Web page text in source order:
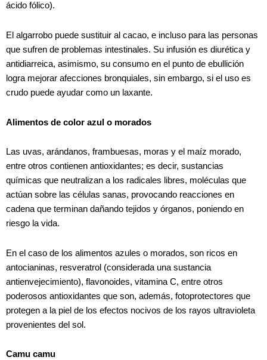
ácido fólico).
El algarrobo puede sustituir al cacao, e incluso para las personas
que sufren de problemas intestinales. Su infusión es diurética y
antidiarreica, asimismo, su consumo en el punto de ebullición
logra mejorar afecciones bronquiales, sin embargo, si el uso es
crudo puede ayudar como un laxante.
Alimentos de color azul o morados
Las uvas, arándanos, frambuesas, moras y el maíz morado,
entre otros contienen antioxidantes; es decir, sustancias
químicas que neutralizan a los radicales libres, moléculas que
actúan sobre las células sanas, provocando reacciones en
cadena que terminan dañando tejidos y órganos, poniendo en
riesgo la vida.
En el caso de los alimentos azules o morados, son ricos en
antocianinas, resveratrol (considerada una sustancia
antienvejecimiento), flavonoides, vitamina C, entre otros
poderosos antioxidantes que son, además, fotoprotectores que
protegen a la piel de los efectos nocivos de los rayos ultravioleta
provenientes del sol.
Camu camu